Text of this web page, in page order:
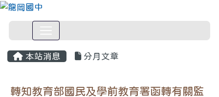
本站消息 分月文章
轉知教育部國民及學前教育署函轉有關監